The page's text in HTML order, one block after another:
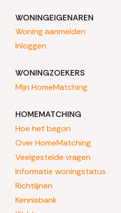
WONINGEIGENAREN
Woning aanmelden
Inloggen
WONINGZOEKERS
Mijn HomeMatching
HOMEMATCHING
Hoe het begon
Over HomeMatching
Veelgestelde vragen
Informatie woningstatus
Richtlijnen
Kennisbank